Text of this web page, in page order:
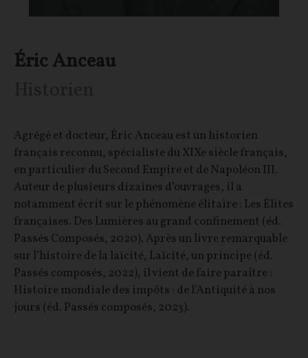
Éric Anceau
Agrégé et docteur, Éric Anceau est un historien
français reconnu, spécialiste du XIXe siècle français,
en particulier du Second Empire et de Napoléon III.
Auteur de plusieurs dizaines d’ouvrages, il a
notamment écrit sur le phénomène élitaire : Les Élites
françaises. Des Lumières au grand confinement (éd.
Passés Composés, 2020). Après un livre remarquable
sur l’histoire de la laïcité, Laïcité, un principe (éd.
Passés composés, 2022), il vient de faire paraître :
Histoire mondiale des impôts : de l’Antiquité à nos
jours (éd. Passés composés, 2023).